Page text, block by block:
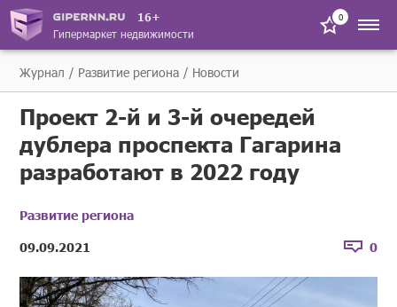
16+
Гипермаркет недвижимости
0
Журнал Развитие региона Новости
Проект 2-й и 3-й очередей
дублера проспекта Гагарина
разработают в 2022 году
Развитие региона
09.09.2021
0